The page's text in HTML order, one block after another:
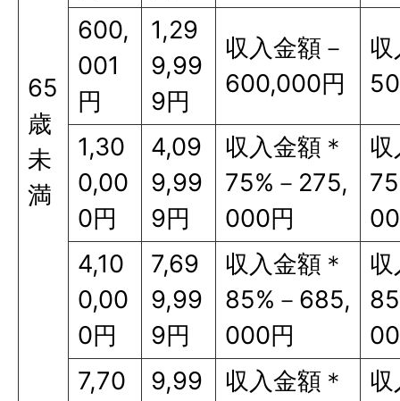
65
歳
未
満
600,
001
円
1,29
9,99
9円
収入金額－
600,000円
1,30
0,00
0円
4,09
9,99
9円
収入金額＊
75%－275,
000円
4,10
0,00
0円
7,69
9,99
9円
収入金額＊
85%－685,
000円
7,70
9,99
収入金額＊